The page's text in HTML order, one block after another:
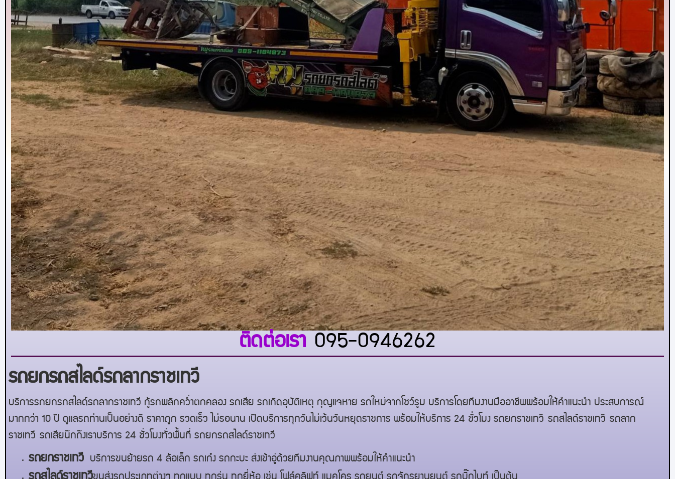
ติดต่อเรา 095-0946262
รถยกรถสไลด์รถลากราชเทวี
บริการรถยกรถสไลด์รถลากราชเทวี กู้รถพลิกคว่ำตกคลอง รถเสีย รถเกิดอุบัติเหตุ กุญแจหาย รถใหม่จากโชว์รูม บริการโดยทีมงานมืออาชีพพร้อมให้คำแนะนำ ประสบการณ์
มากกว่า 10 ปี ดูแลรถท่านเป็นอย่างดี ราคาถูก รวดเร็ว ไม่รอนาน เปิดบริการทุกวันไม่เว้นวันหยุดราชการ พร้อมให้บริการ 24 ชั่วโมง รถยกราชเทวี รถสไลด์ราชเทวี รถลาก
ราชเทวี รถเสียนึกถึงเราบริการ 24 ชั่วโมงทั่วพื้นที่ รถยกรถสไลด์ราชเทวี
รถยกราชเทวี บริการขนย้ายรถ 4 ล้อเล็ก รถเก๋ง รถกะบะ ส่งเข้าอู่ด้วยทีมงานคุณภาพพร้อมให้คำแนะนำ
รถสไลด์ราชเทวี